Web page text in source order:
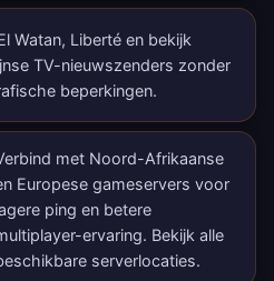
Watan, Liberté en bekijk
TV-nieuwszenders zonder
beperkingen.
met Noord-Afrikaanse
Europese gameservers voor
ping en betere
ervaring. Bekijk alle
serverlocaties.